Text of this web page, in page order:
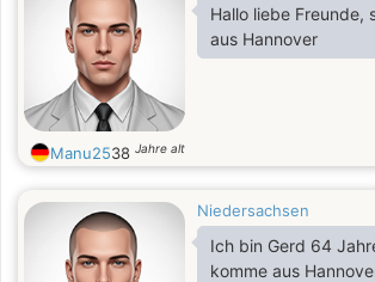
Hallo liebe Freunde,
aus Hannover
Manu2538 Jahre alt
Niedersachsen
Ich bin Gerd 64
komme aus